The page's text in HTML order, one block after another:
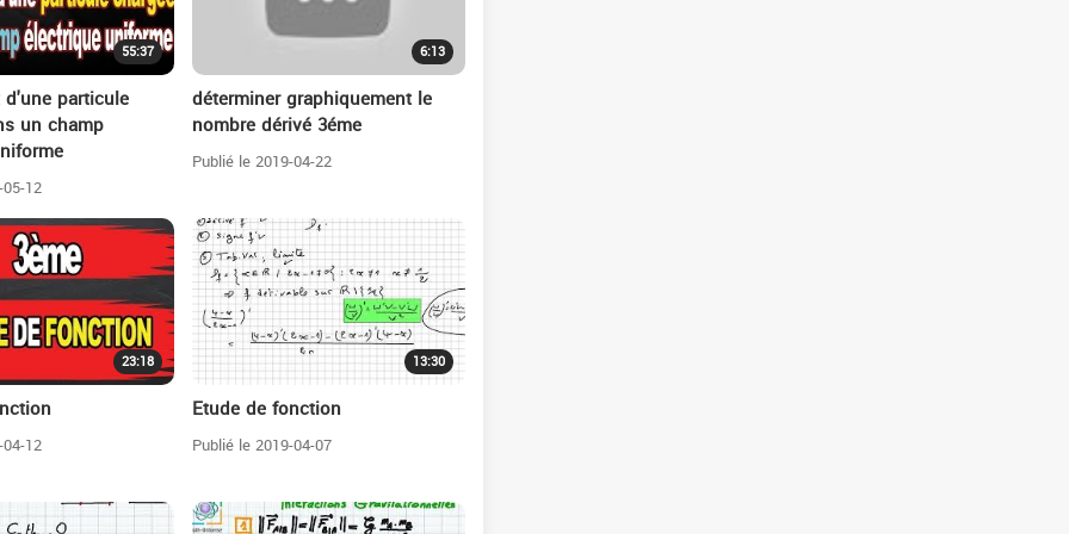
55:37
particule
un champ
12
6:13
déterminer graphiquement le
nombre dérivé 3éme
Publié le 2019-04-22
23:18
12
13:30
Etude de fonction
Publié le 2019-04-07